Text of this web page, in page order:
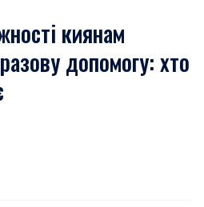
киянам
допомогу: хто